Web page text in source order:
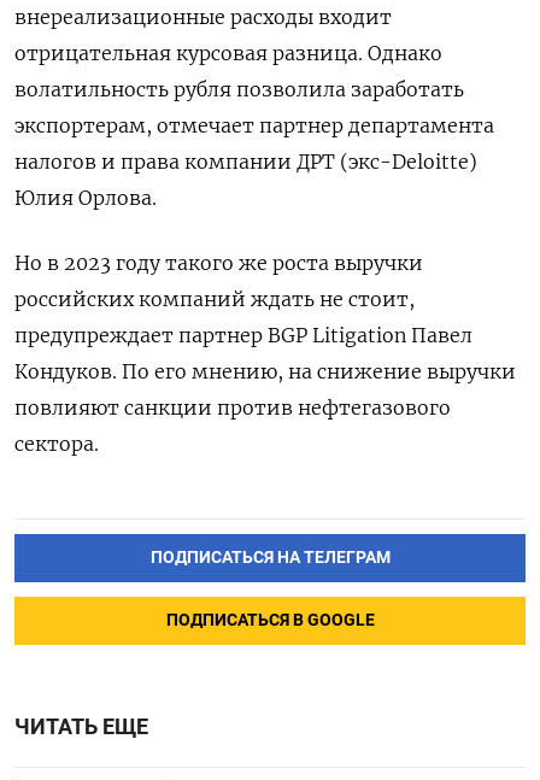
внереализационные расходы входит
отрицательная курсовая разница. Однако
волатильность рубля позволила заработать
экспортерам, отмечает партнер департамента
налогов и права компании ДРТ (экс-Deloitte)
Юлия Орлова.
Но в 2023 году такого же роста выручки
российских компаний ждать не стоит,
предупреждает партнер BGP Litigation Павел
Кондуков. По его мнению, на снижение выручки
повлияют санкции против нефтегазового
сектора.
ПОДПИСАТЬСЯ НА ТЕЛЕГРАМ
ПОДПИСАТЬСЯ В GOOGLE
ЧИТАТЬ ЕЩЕ